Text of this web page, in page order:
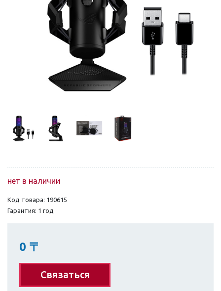
нет в наличии
Код товара: 190615
Гарантия: 1 год
0 〒
Связаться